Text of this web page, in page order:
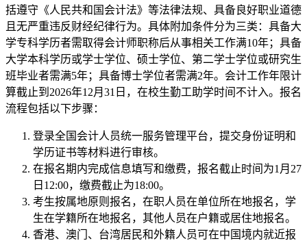
括遵守《人民共和国会计法》等法律法规、具备良好职业道德
且无严重违反财经纪律行为。具体附加条件分为三类：具备大
学专科学历者需取得会计师职称后从事相关工作满10年；具备
大学本科学历或学士学位、硕士学位、第二学士学位或研究生
班毕业者需满5年；具备博士学位者需满2年。会计工作年限计
算截止到2026年12月31日，在校生勤工助学时间不计入。报名
流程包括以下步骤：
登录全国会计人员统一服务管理平台，提交身份证明和
学历证书等材料进行审核。
在报名期内完成信息填写和缴费，报名截止时间为1月27
日12:00，缴费截止为18:00。
考生按属地原则报名，在职人员在单位所在地报名，学
生在学籍所在地报名，其他人员在户籍或居住地报名。
香港、澳门、台湾居民和外籍人员可在中国境内就近报